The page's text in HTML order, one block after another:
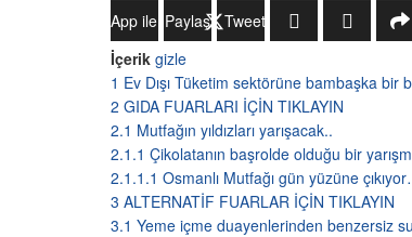
WhatsApp ile Gönder
Paylaş
Tweetle
İçerik gizle
1 Ev Dışı Tüketim sektörüne bambaşka bir
2 GIDA FUARLARI İÇİN TIKLAYIN
2.1 Mutfağın yıldızları yarışacak..
2.1.1 Çikolatanın başrolde olduğu bir
2.1.1.1 Osmanlı Mutfağı gün yüzüne
3 ALTERNATİF FUARLAR İÇİN TIKLAYIN
3.1 Yeme içme duayenlerinden benzersiz